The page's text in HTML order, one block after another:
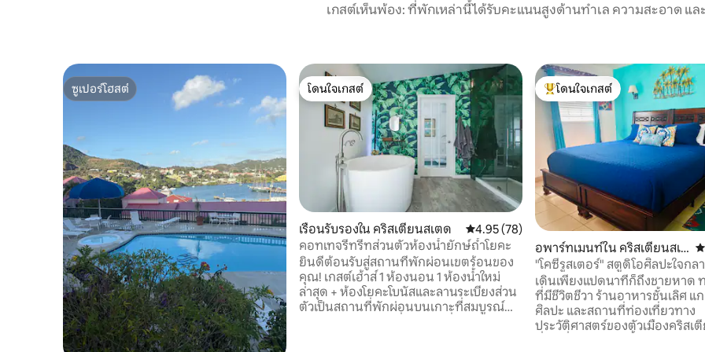
เกสต์เห็นพ้อง: ที่พักเหล่านี้ได้รับคะแนนสูงด้านทำเล ความสะอาด แล
ซูเปอร์โฮสต์
ซูเปอร์โฮสต์
โดนใจเกสต์
โดนใจเกสต์
เรือนรับรองใน คริสเตียนสเตด คะแนนเฉลี่ย 4.95 จาก 5, 78 รีวิว
4.95 (78)
คอทเทจรีทรีทส่วนตัวห้องน้ำยักษ์ถ้ำโยคะ
ยินดีต้อนรับสู่สถานที่พักผ่อนเขตร้อนของ
คุณ! เกสต์เฮ้าส์ 1 ห้องนอน 1 ห้องน้ำใหม่
ล่าสุด + ห้องโยคะโบนัสและลานระเบียงส่วน
ตัวเป็นสถานที่พักผ่อนบนเกาะที่สมบูรณ์
โดนใจเกสต์ที่สุด
โดนใจเกสต์
อพาร์ทเมนท์ใน คริสเตียนสเต
ด
ค
"โคซี่รูสเตอร์" สตูดิโอศิลปะใจกล
คริสเตียนสเตด
เดินเพียงแปดนาทีก็ถึงชายหาด
ที่มีชีวิตชีวา ร้านอาหารชั้นเลิศ แก
ศิลปะ และสถานที่ท่องเที่ยวทาง
ประวัติศาสตร์ของตัวเมืองคริสเ